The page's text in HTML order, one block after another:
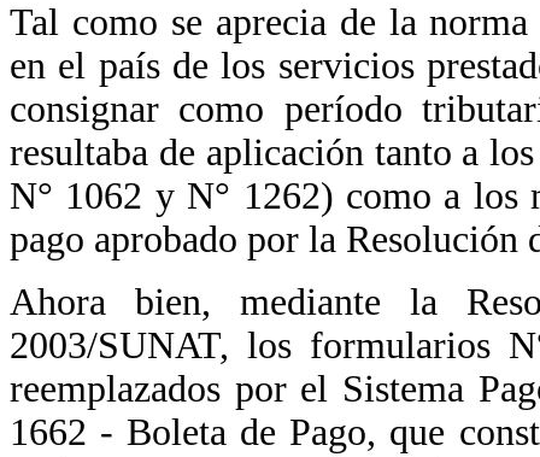
Tal como se aprecia de la
en el país de los servicios
consignar como período
resultaba de aplicación tanto a
N° 1062 y N° 1262) como a los
pago aprobado por la
Ahora bien, mediante la
2003/SUNAT, los formularios
reemplazados por el Sistema
1662 - Boleta de Pago, que